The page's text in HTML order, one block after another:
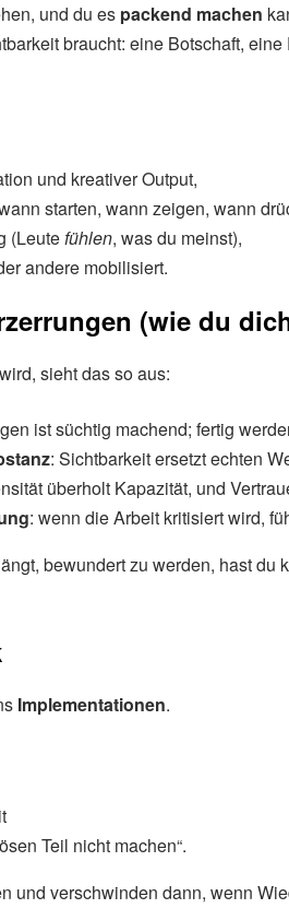
und du es packend machen
braucht: eine Botschaft,
und kreativer Output,
starten, wann zeigen, wann
(Leutefühlen, was du meinst),
andere mobilisiert.
(wie du
sieht das so aus:
ist süchtig machend; fertig
: Sichtbarkeit ersetzt echten
überholt Kapazität, und
: wenn die Arbeit kritisiert wird,
bewundert zu werden, hast du
Implementationen.
Teil nicht machen“.
und verschwinden dann, wenn